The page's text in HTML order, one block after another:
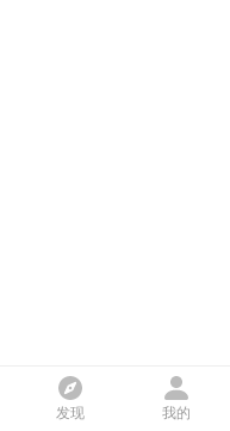
发现 我的